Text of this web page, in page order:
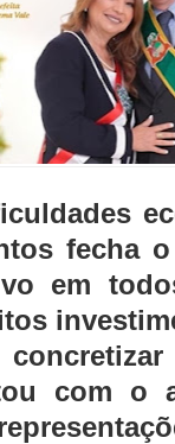
fecha
em
com o